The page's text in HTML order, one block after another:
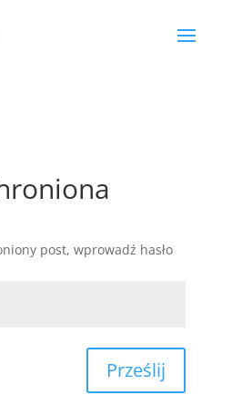
post, wprowadź hasło
Prześlij